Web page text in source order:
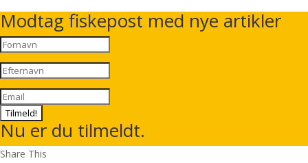
Modtag fiskepost med nye artikler
Tilmeld!
Nu er du tilmeldt.
Share This